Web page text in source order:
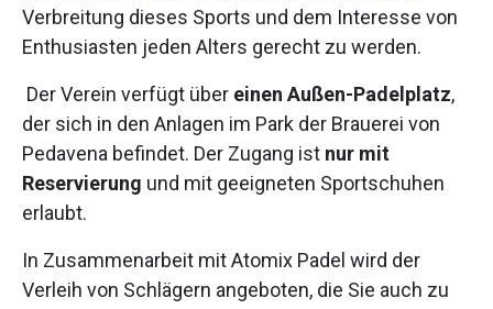
Verbreitung dieses Sports und dem Interesse von
Enthusiasten jeden Alters gerecht zu werden.
Der Verein verfügt über einen Außen-Padelplatz,
der sich in den Anlagen im Park der Brauerei von
Pedavena befindet. Der Zugang ist nur mit
Reservierung und mit geeigneten Sportschuhen
erlaubt.
In Zusammenarbeit mit Atomix Padel wird der
Verleih von Schlägern angeboten, die Sie auch zu